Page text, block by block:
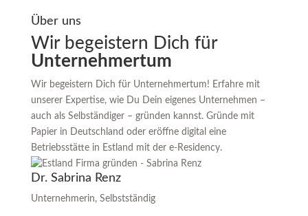
Über uns
Wir begeistern Dich für
Unternehmertum
Wir begeistern Dich für Unternehmertum! Erfahre mit
unserer Expertise, wie Du Dein eigenes Unternehmen –
auch als Selbständiger – gründen kannst. Gründe mit
Papier in Deutschland oder eröffne digital eine
Betriebsstätte in Estland mit der e-Residency.
Dr. Sabrina Renz
Unternehmerin, Selbstständig